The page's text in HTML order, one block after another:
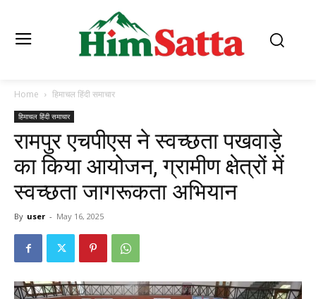
Home हिमाचल हिंदी समाचार
हिमाचल हिंदी समाचार
रामपुर एचपीएस ने स्वच्छता पखवाड़े
का किया आयोजन, ग्रामीण क्षेत्रों में
स्वच्छता जागरूकता अभियान
By user - May 16, 2025